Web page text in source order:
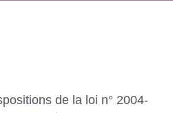
de la loi n° 2004-